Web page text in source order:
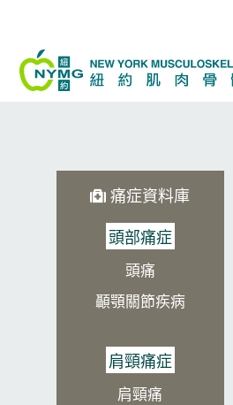
content
痛症資料庫
頭部痛症
頭痛
顳顎關節疾病
肩頸痛症
肩頸痛